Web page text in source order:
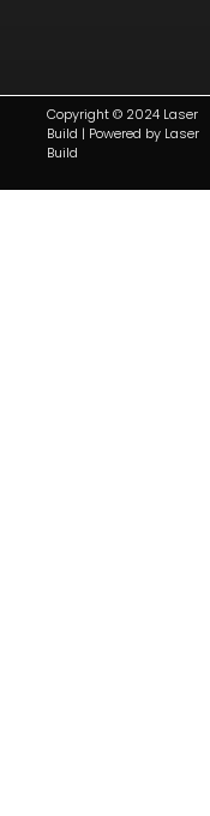
Copyright © 2024 Laser
Build | Powered by Laser
Build